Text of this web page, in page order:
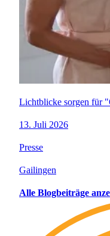
Lichtblicke sorgen für
13. Juli 2026
Presse
Gailingen
Alle Blogbeiträge